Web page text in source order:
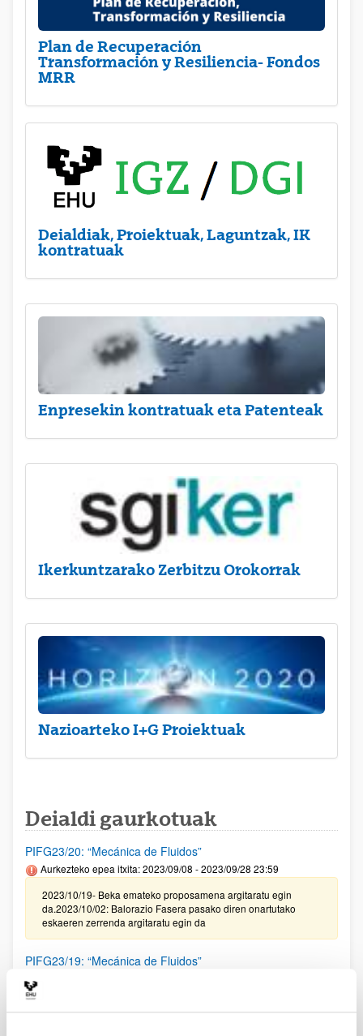
Plan de Recuperación
Transformación y Resiliencia- Fondos
MRR
Deialdiak, Proiektuak, Laguntzak, IK
kontratuak
Enpresekin kontratuak eta Patenteak
Ikerkuntzarako Zerbitzu Orokorrak
Nazioarteko I+G Proiektuak
Deialdi gaurkotuak
PIFG23/20: “Mecánica de Fluidos”
Aurkezteko epea itxita: 2023/09/08 - 2023/09/28 23:59
2023/10/19- Beka emateko proposamena argitaratu egin
da.2023/10/02: Balorazio Fasera pasako diren onartutako
eskaeren zerrenda argitaratu egin da
PIFG23/19: “Mecánica de Fluidos”